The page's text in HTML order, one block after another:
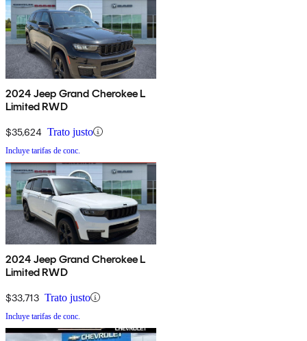
2024 Jeep Grand Cherokee L
Limited RWD
$35,624 Trato justo
Incluye tarifas de conc.
2024 Jeep Grand Cherokee L
Limited RWD
$33,713 Trato justo
Incluye tarifas de conc.